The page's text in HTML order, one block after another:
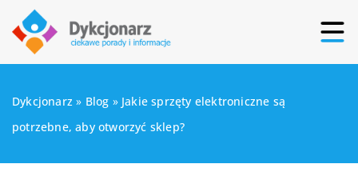
Dykcjonarz » Blog » Jakie sprzęty elektroniczne są
potrzebne, aby otworzyć sklep?